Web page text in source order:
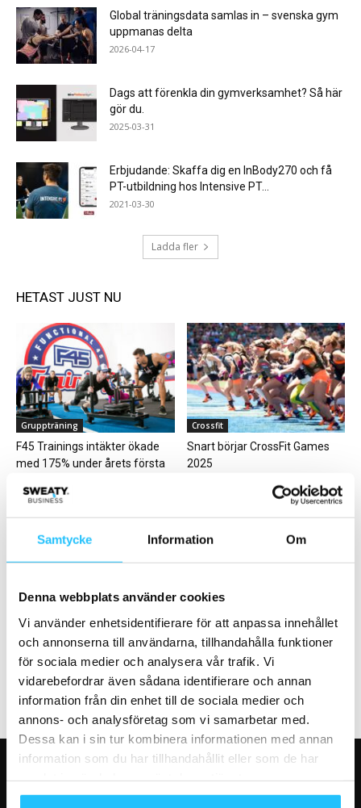
Samtycke Information Om
Denna webbplats använder cookies
Vi använder enhetsidentifierare för att anpassa innehållet
och annonserna till användarna, tillhandahålla funktioner
för sociala medier och analysera vår trafik. Vi
vidarebefordrar även sådana identifierare och annan
information från din enhet till de sociala medier och
annons- och analysföretag som vi samarbetar med.
Dessa kan i sin tur kombinera informationen med annan
information som du har tillhandahållit eller som de har
Global träningsdata samlas in – svenska gym
uppmanas delta
2026-04-17
Dags att förenkla din gymverksamhet? Så här
gör du.
2025-03-31
Erbjudande: Skaffa dig en InBody270 och få
PT-utbildning hos Intensive PT...
2021-03-30
Ladda fler
HETAST JUST NU
Gruppträning
F45 Trainings intäkter ökade
med 175% under årets första
Crossfit
Snart börjar CrossFit Games
2025
Business
köper 41 gym
Cykling
Ride 2019 lockade hundratals
cykelfans
VÅRA FAVORITER